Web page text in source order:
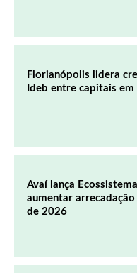
Florianópolis lidera
Ideb entre capitais
Avaí lança
aumentar
de 2026